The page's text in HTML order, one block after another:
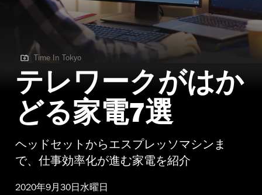
Time In Tokyo
Time In Tokyo
テレワークがはか
どる家電7選
ヘッドセットからエスプレッソマシンま
で、仕事効率化が進む家電を紹介
2020年9月30日水曜日